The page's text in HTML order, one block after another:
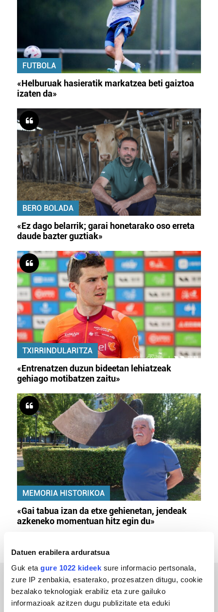
Datuen erabilera arduratsua
Guk eta gure 1022 kideek sure informacio pertsonala,
zure IP zenbakia, esaterako, prozesatzen ditugu, cookie
bezalako teknologiak erabiliz eta zure gailuko
informazioak azitzen dugu publizitate eta eduki
FUTBOLA
«Helburuak hasieratik markatzea beti gaiztoa
izaten da»
BERO BOLADA
«Ez dago belarrik; garai honetarako oso erreta
daude bazter guztiak»
TXIRRINDULARITZA
«Entrenatzen duzun bideetan lehiatzeak
gehiago motibatzen zaitu»
MEMORIA HISTORIKOA
«Gai tabua izan da etxe gehienetan, jendeak
azkeneko momentuan hitz egin du»
ERREPORTAJEAK